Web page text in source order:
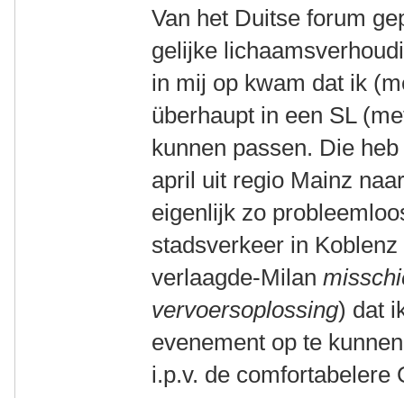
Van het Duitse forum
gelijke
in mij op kwam dat ik
überhaupt in een SL
kunnen passen. Die
april uit regio Mainz
eigenlijk zo
stadsverkeer in
verlaagde-Milan
vervoersoplossing) dat
evenement op te
i.p.v. de comfortabelere